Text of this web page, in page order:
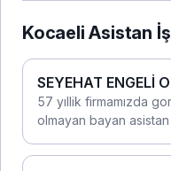
Kocaeli Asistan İş
SEYEHAT ENGELİ
57 yıllik firmamızda
olmayan bayan